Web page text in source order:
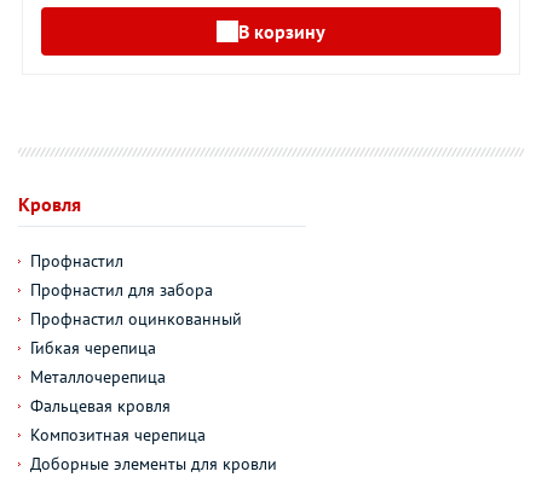
В корзину
Кровля
Профнастил
Профнастил для забора
Профнастил оцинкованный
Гибкая черепица
Металлочерепица
Фальцевая кровля
Композитная черепица
Доборные элементы для кровли